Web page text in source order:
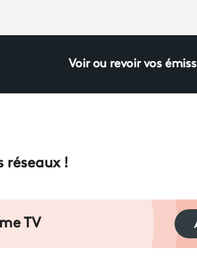
Voir ou revoir vos
réseaux !
TV